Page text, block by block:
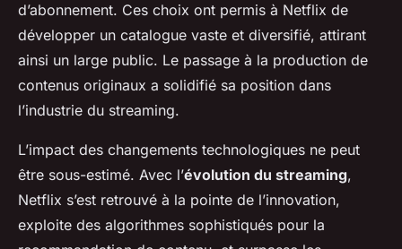
d’abonnement. Ces choix ont permis à Netflix de
développer un catalogue vaste et diversifié, attirant
ainsi un large public. Le passage à la production de
contenus originaux a solidifié sa position dans
l’industrie du streaming.
L’impact des changements technologiques ne peut
être sous-estimé. Avec l’évolution du streaming,
Netflix s’est retrouvé à la pointe de l’innovation,
exploite des algorithmes sophistiqués pour la